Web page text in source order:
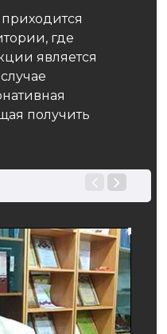
где
является
получить